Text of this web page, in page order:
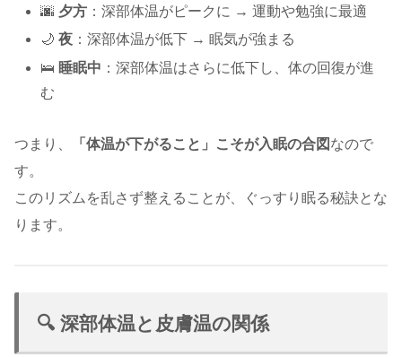
🌆 夕方 ：深部体温がピークに → 運動や勉強に最適
🌙夜 ：深部体温が低下 → 眠気が強まる
🛌 睡眠中 ：深部体温はさらに低下し、体の回復が進
む
つまり、 「体温が下がること」こそが入眠の合図 なので
す。
このリズムを乱さず整えることが、ぐっすり眠る秘訣とな
ります。
🔍 深部体温と皮膚温の関係